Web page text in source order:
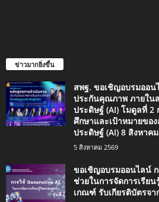
ข่าวมากยิ่งขึ้น
สพฐ. ขอเชิญอบรมออน
ประกันคุณภาพ ภายใน
ประดิษฐ์ (AI) โมดูลที่ 2
ศึกษาและเป้าหมายขอ
ประดิษฐ์ (AI) 8 สิงหาค
5 สิงหาคม 2569
ขอเชิญอบรมออนไลน์
ช่วยในการจัดการเรีย
เกณฑ์ รับเกียรติบัตรจ